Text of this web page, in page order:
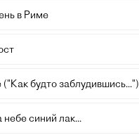
в Риме
будто заблудившись...")
небе синий лак...